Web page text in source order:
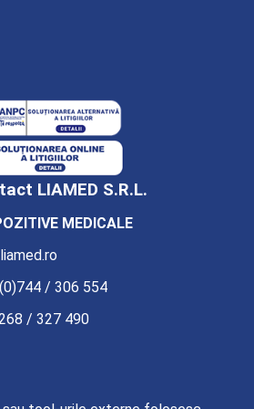
LIAMED S.R.L.
MEDICALE
/ 306 554
/ 327 490